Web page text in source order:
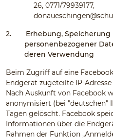
26, 0771/79939177,
2.
Erhebung,
personenbezogener
deren Verwendung
Beim Zugriff auf eine
Endgerät zugeteilte IP-
Nach Auskunft von Facebook
anonymisiert (bei "deutschen"
Tagen gelöscht. Facebook
Informationen über die
Rahmen der Funktion